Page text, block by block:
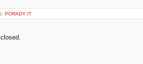
PORADY IT